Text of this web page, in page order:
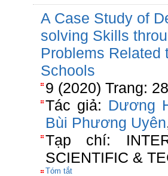
A Case Study of
solving Skills
Problems Related
Schools
9 (2020) Trang:
Tác giả: Dương
Bùi Phương Uyên
Tạp chí:
SCIENTIFIC &
Tóm tắt